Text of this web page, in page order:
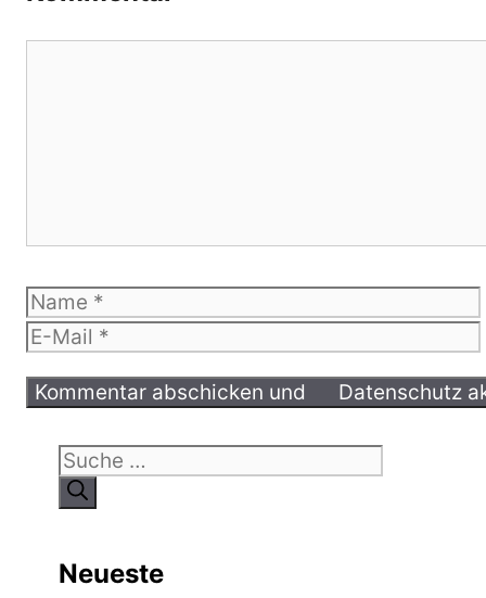
Name
E-
Mail
Suche
nach:
Neueste